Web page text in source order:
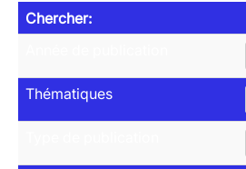
Chercher:
Thématiques